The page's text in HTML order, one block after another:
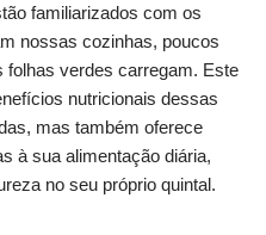
familiarizados com os
nossas cozinhas, poucos
verdes carregam. Este
nutricionais dessas
mas também oferece
à sua alimentação diária,
no seu próprio quintal.